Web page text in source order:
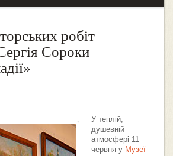
робіт
Сороки
У теплій,
душевній
атмосфері 11
червня у Музеї